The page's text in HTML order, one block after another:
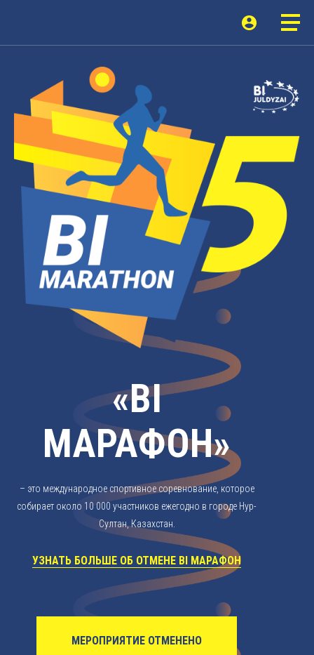
«BI
МАРАФОН»
– это международное спортивное соревнование, которое
собирает около 10 000 участников ежегодно в городе Нур-
Султан, Казахстан.
УЗНАТЬ БОЛЬШЕ ОБ ОТМЕНЕ BI МАРАФОН
МЕРОПРИЯТИЕ ОТМЕНЕНО